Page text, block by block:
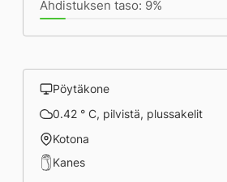
Ahdistuksen taso: 9%
Pöytäkone
0.42 ° C, pilvistä, plussakelit
Kotona
Kanes